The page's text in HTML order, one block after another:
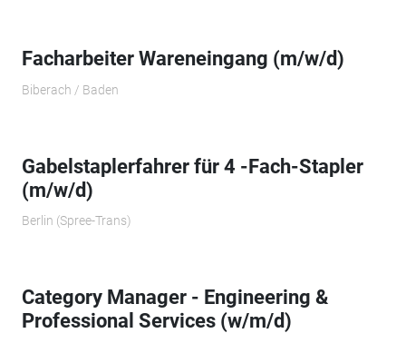
Facharbeiter Wareneingang (m/w/d)
Biberach / Baden
Gabelstaplerfahrer für 4 -Fach-Stapler
(m/w/d)
Berlin (Spree-Trans)
Category Manager - Engineering &
Professional Services (w/m/d)